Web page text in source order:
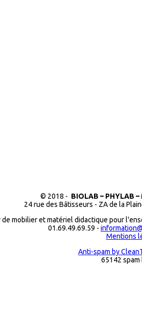
© 2018 - BIOLAB – PHYLAB
24 rue des Bâtisseurs - ZA de la
mobilier et matériel didactique pour
01.69.49.69.59 -
Mentions
Anti-spam by
65142 spam